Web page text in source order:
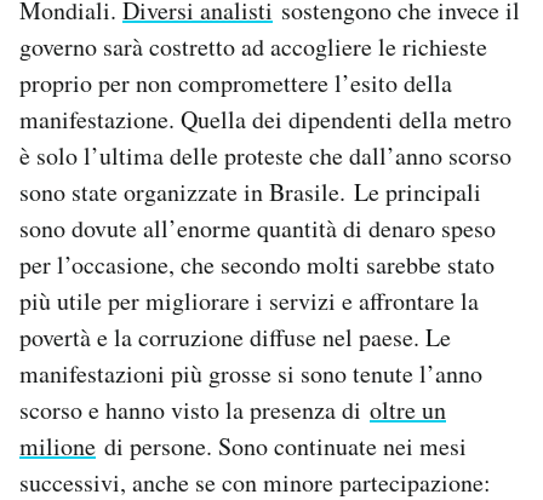
Mondiali. Diversi analisti sostengono che invece il
governo sarà costretto ad accogliere le richieste
proprio per non compromettere l’esito della
manifestazione. Quella dei dipendenti della metro
è solo l’ultima delle proteste che dall’anno scorso
sono state organizzate in Brasile. Le principali
sono dovute all’enorme quantità di denaro speso
per l’occasione, che secondo molti sarebbe stato
più utile per migliorare i servizi e affrontare la
povertà e la corruzione diffuse nel paese. Le
manifestazioni più grosse si sono tenute l’anno
scorso e hanno visto la presenza di oltre un
milione di persone. Sono continuate nei mesi
successivi, anche se con minore partecipazione: